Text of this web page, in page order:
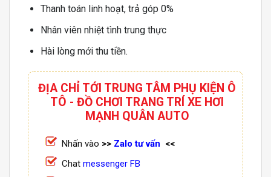
Thanh toán linh hoạt, trả góp 0%
Nhân viên nhiệt tình trung thực
Hài lòng mới thu tiền.
ĐỊA CHỈ TỚI TRUNG TÂM PHỤ KIỆN Ô
TÔ - ĐỒ CHƠI TRANG TRÍ XE HƠI
MẠNH QUÂN AUTO
Nhấn vào >> Zalo tư vấn <<
Chat messenger FB